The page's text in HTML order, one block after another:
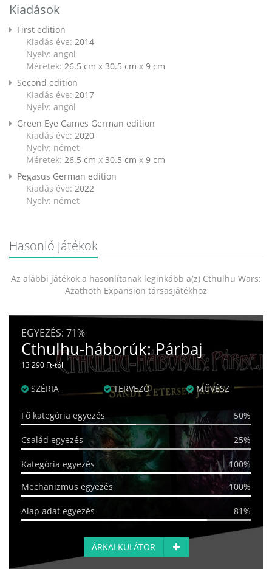
Kiadások
First edition
Kiadás éve: 2014
Nyelv: angol
Méretek: 26.5 cm x 30.5 cm x 9 cm
Second edition
Kiadás éve: 2017
Nyelv: angol
Green Eye Games German edition
Kiadás éve: 2020
Nyelv: német
Méretek: 26.5 cm x 30.5 cm x 9 cm
Pegasus German edition
Kiadás éve: 2022
Nyelv: német
Hasonló játékok
Az alábbi játékok a hasonlítanak leginkább a(z) Cthulhu Wars:
Azathoth Expansion társasjátékhoz
EGYEZÉS: 71%
Cthulhu-háborúk: Párbaj
13 290 Ft-tól
SZÉRIA TERVEZŐ MŰVÉSZ
Fő kategória egyezés 50%
Család egyezés 25%
Kategória egyezés
100%
Mechanizmus egyezés
100%
Alap adat egyezés 81%
ÁRKALKULÁTOR